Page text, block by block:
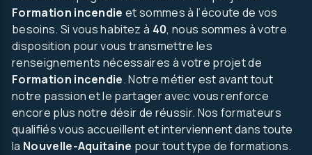
autre..
Formation incendie et sommes à l’écoute de vos
besoins. Si vous habitez à 40, nous sommes à votre
disposition pour vous transmettre les
renseignements nécessaires à votre projet de
Formation incendie. Notre métier est avant tout
notre passion et le partager avec vous renforce
encore plus notre désir de réussir. Nos formateurs
qualifiés vous accueillent et interviennent dans toute
la Nouvelle-Aquitaine pour tout type de formations.